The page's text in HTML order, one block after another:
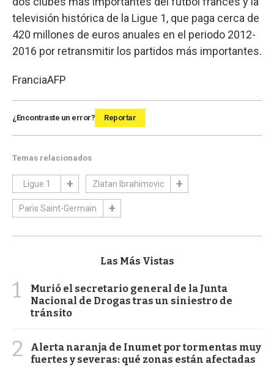
televisión histórica de la Ligue 1, que paga cerca de
420 millones de euros anuales en el periodo 2012-
2016 por retransmitir los partidos más importantes.
FranciaAFP
¿Encontraste un error? Reportar
Temas relacionados
Ligue 1 Zlatan Ibrahimovic
Paris Saint-Germain
Las Más Vistas
1
Murió el secretario general de la Junta
Nacional de Drogas tras un siniestro de
tránsito
2
Alerta naranja de Inumet por tormentas muy
fuertes y severas: qué zonas están afectadas